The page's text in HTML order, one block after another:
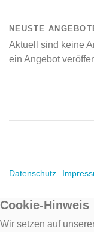
NEUSTE
Aktuell sind keine
ein Angebot
Datenschutz
Cookie-Hinweis
Wir setzen auf